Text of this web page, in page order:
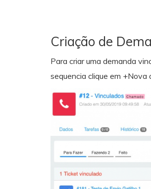
Criação de
Para criar uma demanda
sequencia clique em +Nova